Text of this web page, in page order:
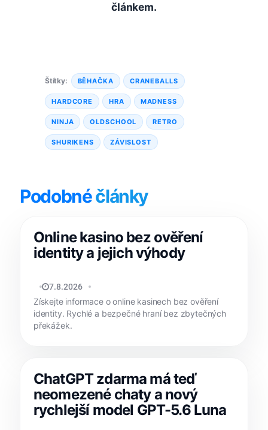
článkem.
Štítky: BĚHAČKA CRANEBALLS
HARDCORE HRA MADNESS
NINJA OLDSCHOOL RETRO
SHURIKENS ZÁVISLOST
Podobnéčlánky
Online kasino bez ověření
identity a jejich výhody
REDAKCE APPLIŠTĚ
7.8.2026
Získejte informace o online kasinech bez ověření
identity. Rychlé a bezpečné hraní bez zbytečných
překážek.
ChatGPT zdarma má teď
neomezené chaty a nový
rychlejší model GPT-5.6 Luna